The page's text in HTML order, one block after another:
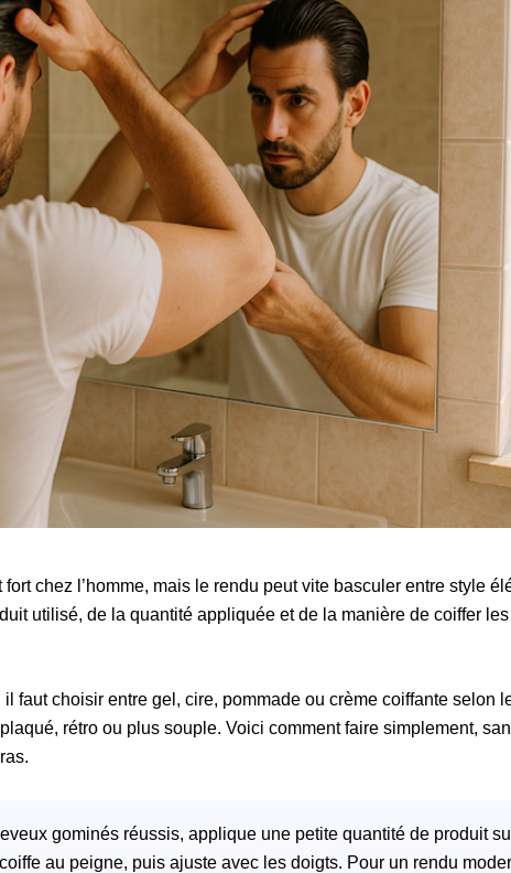
fort chez l’homme, mais le rendu peut vite basculer entre style
utilisé, de la quantité appliquée et de la manière de coiffer les
faut choisir entre gel, cire, pommade ou crème coiffante selon
rétro ou plus souple. Voici comment faire simplement,
gominés réussis, applique une petite quantité de produit
au peigne, puis ajuste avec les doigts. Pour un rendu